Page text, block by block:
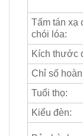
Tấm tán xạ
chói lóa:
Kích thước
Chỉ số
Tuổi thọ:
Kiểu đèn: